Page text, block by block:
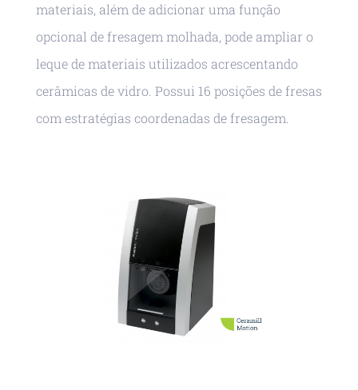
materiais, além de adicionar uma função
opcional de fresagem molhada, pode ampliar o
leque de materiais utilizados acrescentando
cerâmicas de vidro. Possui 16 posições de fresas
com estratégias coordenadas de fresagem.